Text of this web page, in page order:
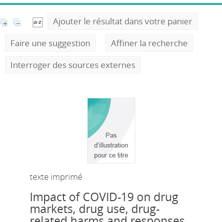
Ajouter le résultat dans votre panier
Faire une suggestion
Affiner la recherche
Interroger des sources externes
texte imprimé
Impact of COVID-19 on drug
markets, drug use, drug-